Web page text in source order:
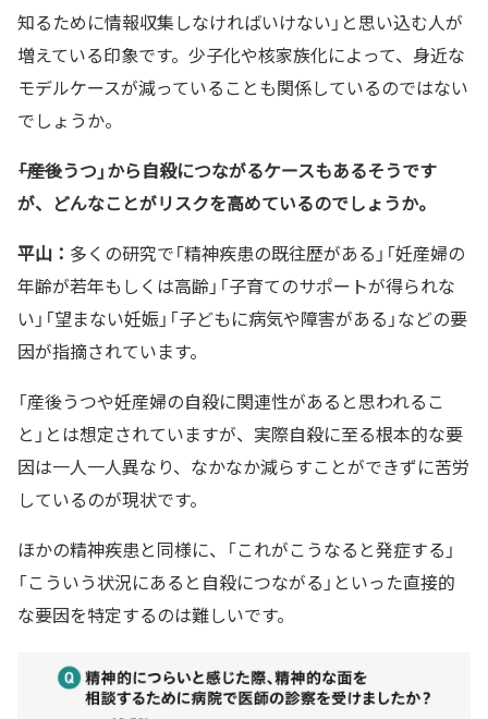
知るために情報収集しなければいけない」と思い込む人が
増えている印象です。少子化や核家族化によって、身近な
モデルケースが減っていることも関係しているのではない
でしょうか。
――「産後うつ」から自殺につながるケースもあるそうです
が、どんなことがリスクを高めているのでしょうか。
平山： 多くの研究で「精神疾患の既往歴がある」「妊産婦の
年齢が若年もしくは高齢」「子育てのサポートが得られな
い」「望まない妊娠」「子どもに病気や障害がある」などの要
因が指摘されています。
「産後うつや妊産婦の自殺に関連性があると思われるこ
と」とは想定されていますが、実際自殺に至る根本的な要
因は一人一人異なり、なかなか減らすことができずに苦労
しているのが現状です。
ほかの精神疾患と同様に、「これがこうなると発症する」
「こういう状況にあると自殺につながる」といった直接的
な要因を特定するのは難しいです。